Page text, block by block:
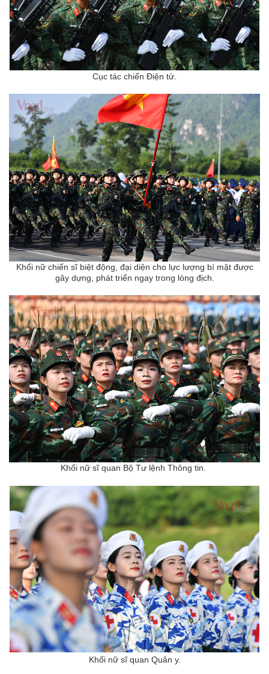
Cục tác chiến Điện tử.
Khối nữ chiến sĩ biệt động, đại diện cho lực lượng bí mật được
gây dựng, phát triển ngay trong lòng địch.
Khối nữ sĩ quan Bộ Tư lệnh Thông tin.
Khối nữ sĩ quan Quân y.